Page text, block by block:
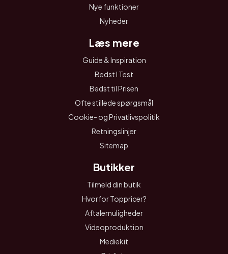
Nye funktioner
Nyheder
Læs mere
Guide & Inspiration
Bedst I Test
Bedst til Prisen
Ofte stillede spørgsmål
Cookie- og Privatlivspolitik
Retningslinjer
Sitemap
Butikker
Tilmeld din butik
Hvorfor Toppricer?
Aftalemuligheder
Videoproduktion
Mediekit